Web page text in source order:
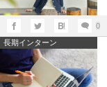
0
長期インターン